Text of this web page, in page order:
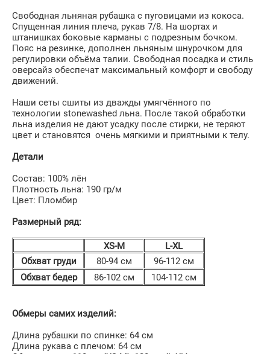
Свободная льняная рубашка с пуговицами из кокоса.
Спущенная линия плеча, рукав 7/8. На шортах и
штанишках боковые карманы с подрезным бочком.
Пояс на резинке, дополнен льняным шнурочком для
регулировки объёма талии. Свободная посадка и стиль
оверсайз обеспечат максимальный комфорт и свободу
движений.
Наши сеты сшиты из дважды умягчённого по
технологии stonewashed льна. После такой обработки
льна изделия не дают усадку после стирки, не теряют
цвет и становятся очень мягкими и приятными к телу.
Детали
Состав: 100% лён
Плотность льна: 190 гр/м
Цвет: Пломбир
Размерный ряд:
XS-M
L-XL
Обхват груди
80-94 см
96-112 см
Обхват бедер
86-102 см 104-112 см
Обмеры самих изделий:
Длина рубашки по спинке: 64 см
Длина рукава с плечом: 64 см